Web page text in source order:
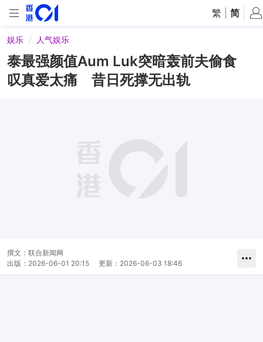
繁 简
娱乐 人气娱乐
泰最强颜值Aum Luk突暗轰前夫偷食
叹真爱太痛 昔日死撑无出轨
撰文： 联合新闻网
出版： 2026-06-01 20:15 更新： 2026-06-03 18:46